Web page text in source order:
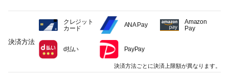
決済方法
クレジット
カード
ANA Pay
Amazon
Pay
d払い PayPay
決済方法ごとに決済上限額が異なります。